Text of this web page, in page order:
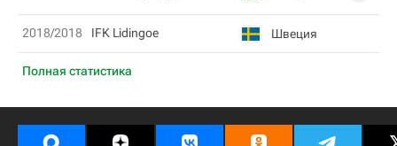
Полная статистика
2018/2018 IFK Lidingoe Швеция